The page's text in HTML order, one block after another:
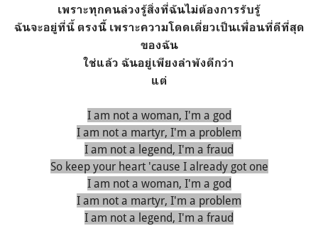
เพราะทุกคนล่วงรู้สิ่งที่ฉันไม่ต้องการรับรู้
ฉันจะอยู่ที่นี้ ตรงนี้ิ เพราะความโดดเดี่ยวเป็นเพื่อนที่ดีที่สุด
ของฉัน
ใช่แล้ว ฉันอยู่เพียงลำพังดีกว่า
แต่
I am not a woman, I'm a god
I am not a martyr, I'm a problem
I am not a legend, I'm a fraud
So keep your heart 'cause I already got one
I am not a woman, I'm a god
I am not a martyr, I'm a problem
I am not a legend, I'm a fraud